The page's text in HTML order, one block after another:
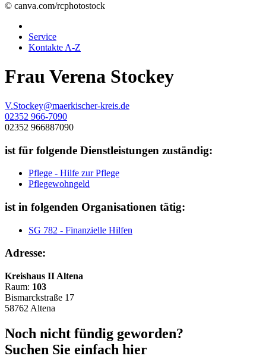
© canva.com/rcphotostock
Service
Kontakte A-Z
Frau Verena Stockey
V.Stockey@maerkischer-kreis.de
02352 966-7090
02352 966887090
ist für folgende Dienstleistungen zuständig:
Pflege - Hilfe zur Pflege
Pflegewohngeld
ist in folgenden Organisationen tätig:
SG 782 - Finanzielle Hilfen
Adresse:
Kreishaus II Altena
Raum: 103
Bismarckstraße 17
58762 Altena
Noch nicht fündig geworden?
Suchen Sie einfach hier